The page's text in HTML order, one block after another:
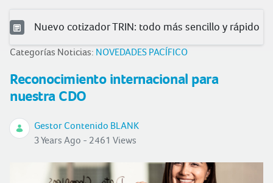
Nuevo cotizador TRIN: todo más sencillo y rápido
Categorías Noticias: NOVEDADES PACÍFICO
Reconocimiento internacional para
nuestra CDO
Gestor Contenido BLANK
3 Years Ago - 2461 Views